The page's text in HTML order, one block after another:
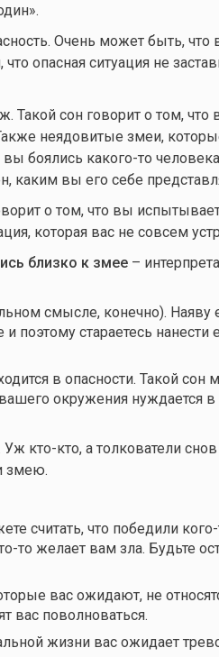
Очень может быть, что
опасная ситуация не
Такой сон говорит о том, что
неядовитые змеи,
вы боялись какого-то
каким вы его себе
о том, что вы
которая вас не совсем
близко к змее–
смысле, конечно). Наяву
поэтому стараетесь
в опасности. Такой сон
окружения нуждается
кто-кто, а толкователи
змею.
считать, что победили
то желает вам зла. Будьте
вас ожидают, не
вас поволноваться.
жизни вас ожидает